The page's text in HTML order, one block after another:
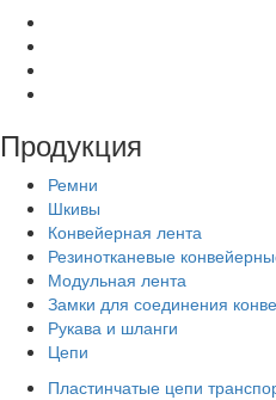
Продукция
Ремни
Шкивы
Конвейерная лента
Резинотканевые
Модульная лента
Замки для соединения
Рукава и шланги
Цепи
Пластинчатые цепи